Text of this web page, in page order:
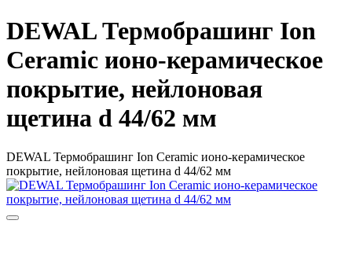
DEWAL Термобрашинг Ion
Ceramic ионо-керамическое
покрытие, нейлоновая
щетина d 44/62 мм
DEWAL Термобрашинг Ion Ceramic ионо-керамическое
покрытие, нейлоновая щетина d 44/62 мм